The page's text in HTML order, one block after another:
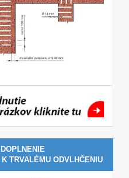
TRVALÉMU ODVLHČENIU